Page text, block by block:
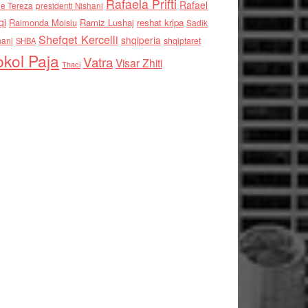
Tereza presidenti Nishani Rafaela Prifti Rafael
Raimonda Moisiu Ramiz Lushaj reshat kripa Sadik
SHBA Shefqet Kercelli shqiperia shqiptaret
Paja Thaci VatraVisar Zhiti